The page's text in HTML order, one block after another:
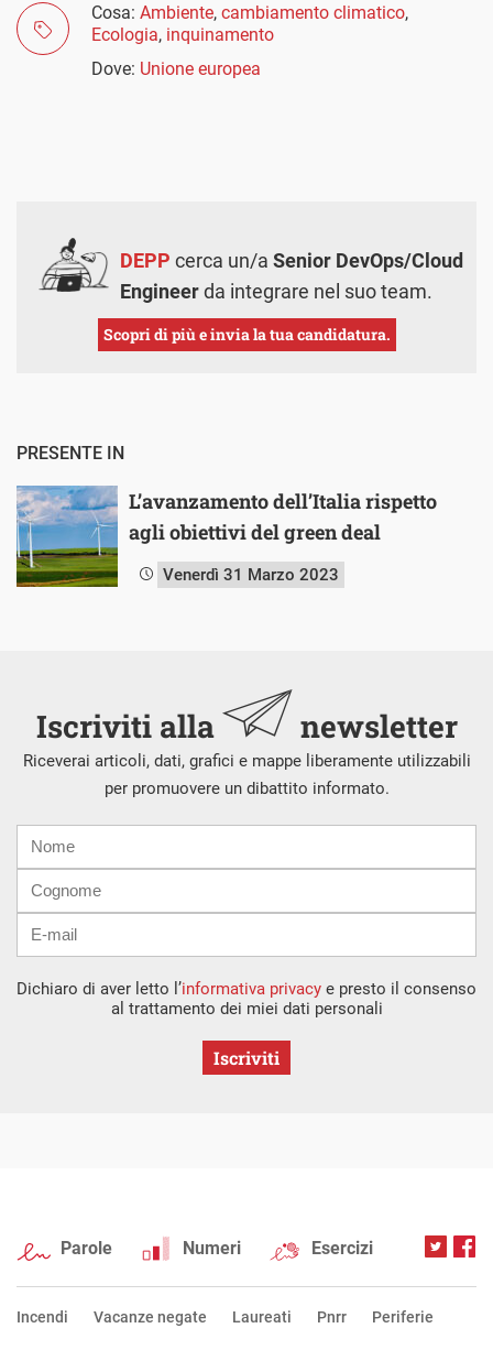
Cosa: Ambiente, cambiamento climatico,
Ecologia, inquinamento
Dove: Unione europea
DEPP cerca un/a Senior DevOps/Cloud
Engineerda integrare nel suo team.
Scopri di più e invia la tua candidatura.
PRESENTE IN
L’avanzamento dell’Italia rispetto
agli obiettivi del green deal
Venerdì 31 Marzo 2023
Iscriviti alla newsletter
Riceverai articoli, dati, grafici e mappe liberamente utilizzabili
per promuovere un dibattito informato.
mail
Dichiaro di aver letto l’informativa privacy e presto il consenso
al trattamento dei miei dati personali
Iscriviti
Parole Numeri Esercizi
Incendi Vacanze negate Laureati Pnrr Periferie